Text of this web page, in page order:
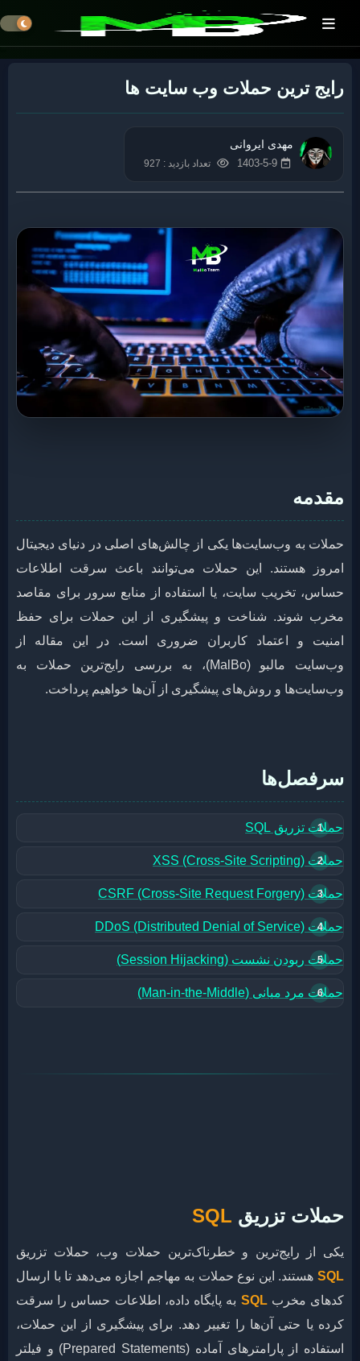
رایج ترین حملات وب سایت ها
مهدی ایروانی
1403-5-9 تعداد بازدید : 927
مقدمه
حملات به وب‌سایت‌ها یکی از چالش‌های اصلی در دنیای دیجیتال
امروز هستند. این حملات می‌توانند باعث سرقت اطلاعات
حساس، تخریب سایت، یا استفاده از منابع سرور برای مقاصد
مخرب شوند. شناخت و پیشگیری از این حملات برای حفظ
امنیت و اعتماد کاربران ضروری است. در این مقاله از
وب‌سایت مالبو (MalBo)، به بررسی رایج‌ترین حملات به
وب‌سایت‌ها و روش‌های پیشگیری از آن‌ها خواهیم پرداخت.
سرفصل‌ها
حملات تزریق SQL
حملات XSS (Cross-Site Scripting)
حملات CSRF (Cross-Site Request Forgery)
حملات DDoS (Distributed Denial of Service)
حملات ربودن نشست (Session Hijacking)
حملات مرد میانی (Man-in-the-Middle)
حملات تزریق SQL
یکی از رایج‌ترین و خطرناک‌ترین حملات وب، حملات تزریق
SQL هستند. این نوع حملات به مهاجم اجازه می‌دهد تا با ارسال
کدهای مخرب SQL به پایگاه داده، اطلاعات حساس را سرقت
کرده یا حتی آن‌ها را تغییر دهد. برای پیشگیری از این حملات،
استفاده از پارامترهای آماده (Prepared Statements) و فیلتر